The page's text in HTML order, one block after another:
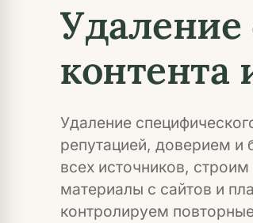
Удаление
контента
Удаление
репутацией, доверием
всех источников,
материалы с сайтов и
контролируем